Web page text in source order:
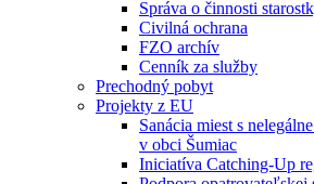
Správa o činnosti
Civilná ochrana
FZO archív
Cenník za služby
Prechodný pobyt
Projekty z EU
Sanácia miest s
v obci Šumiac
Iniciatíva Catching-Up